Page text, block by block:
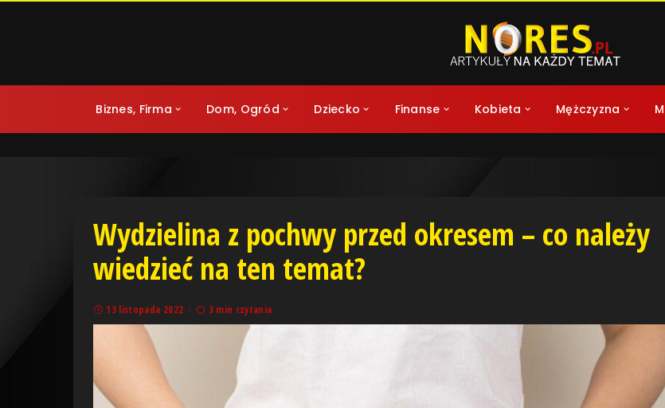
Biznes, Firma Dom, Ogród Dziecko Finanse Kobieta Mężczyzna
Wydzielina z pochwy przed okresem – co należy
wiedzieć na ten temat?
13 listopada 2022 3 min czytania